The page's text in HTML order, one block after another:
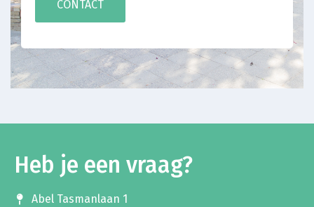
CONTACT
Heb je een vraag?
Abel Tasmanlaan 1